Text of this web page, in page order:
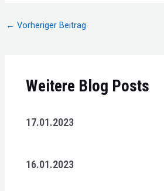
Beitragsnavigation
← Vorheriger Beitrag
Weitere Blog Posts
17.01.2023
16.01.2023